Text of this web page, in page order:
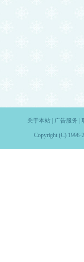
关于本站| 广告服务
Copyright (C) 1998-